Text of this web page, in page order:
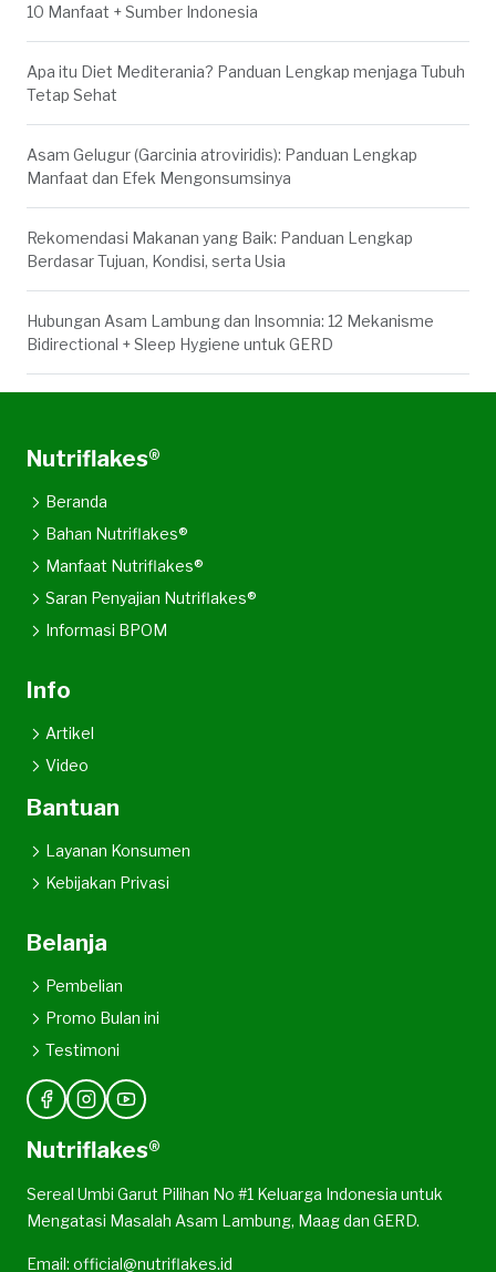
10 Manfaat + Sumber Indonesia
Apa itu Diet Mediterania? Panduan Lengkap menjaga Tubuh
Tetap Sehat
Asam Gelugur (Garcinia atroviridis): Panduan Lengkap
Manfaat dan Efek Mengonsumsinya
Rekomendasi Makanan yang Baik: Panduan Lengkap
Berdasar Tujuan, Kondisi, serta Usia
Hubungan Asam Lambung dan Insomnia: 12 Mekanisme
Bidirectional + Sleep Hygiene untuk GERD
Nutriflakes®
Beranda
Bahan Nutriflakes®
Manfaat Nutriflakes®
Saran Penyajian Nutriflakes®
Informasi BPOM
Info
Artikel
Video
Bantuan
Layanan Konsumen
Kebijakan Privasi
Belanja
Pembelian
Promo Bulan ini
Testimoni
Nutriflakes®
Sereal Umbi Garut Pilihan No #1 Keluarga Indonesia untuk
Mengatasi Masalah Asam Lambung, Maag dan GERD.
Email: official@nutriflakes.id